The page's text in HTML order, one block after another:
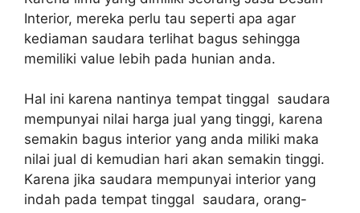
Interior, mereka perlu tau seperti apa agar
kediaman saudara terlihat bagus sehingga
memiliki value lebih pada hunian anda.
Hal ini karena nantinya tempat tinggal saudara
mempunyai nilai harga jual yang tinggi, karena
semakin bagus interior yang anda miliki maka
nilai jual di kemudian hari akan semakin tinggi.
Karena jika saudara mempunyai interior yang
indah pada tempat tinggal saudara, orang-